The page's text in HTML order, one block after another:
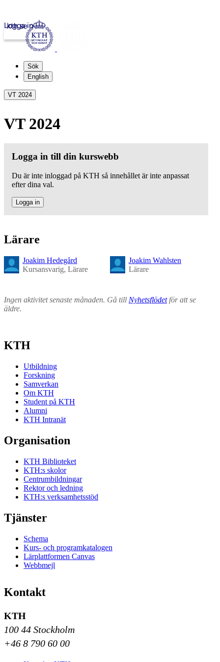
kth.se
Logga in
Sök
English
VT 2024
VT 2024
Logga in till din kurswebb
Du är inte inloggad på KTH så innehållet är inte anpassat
efter dina val.
Logga in
Lärare
Joakim Hedegård
Kursansvarig, Lärare
Joakim Wahlsten
Lärare
Ingen aktivitet senaste månaden. Gå till Nyhetsflödetför att se
äldre.
KTH
Utbildning
Forskning
Samverkan
Om KTH
Student på KTH
Alumni
KTH Intranät
Organisation
KTH Biblioteket
KTH:s skolor
Centrumbildningar
Rektor och ledning
KTH:s verksamhetsstöd
Tjänster
Schema
Kurs- och programkatalogen
Lärplattformen Canvas
Webbmejl
Kontakt
KTH
100 44 Stockholm
+46 8 790 60 00